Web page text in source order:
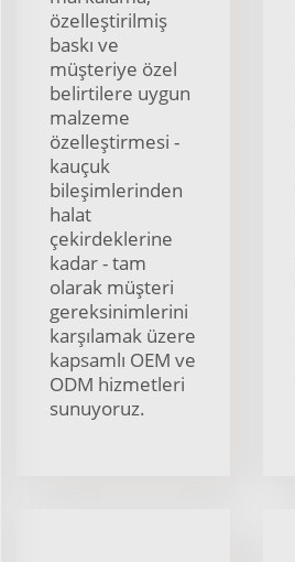
özelleştirilmiş
baskı ve
müşteriye özel
belirtilere uygun
malzeme
özelleştirmesi -
kauçuk
bileşimlerinden
halat
çekirdeklerine
kadar - tam
olarak müşteri
gereksinimlerini
karşılamak üzere
kapsamlı OEM ve
ODM hizmetleri
sunuyoruz.